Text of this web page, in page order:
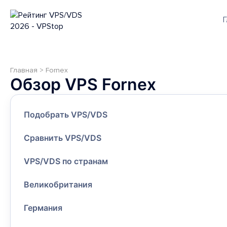
Главная > Fornex
Обзор VPS Fornex
Подобрать VPS/VDS
Сравнить VPS/VDS
VPS/VDS по странам
Великобритания
Германия